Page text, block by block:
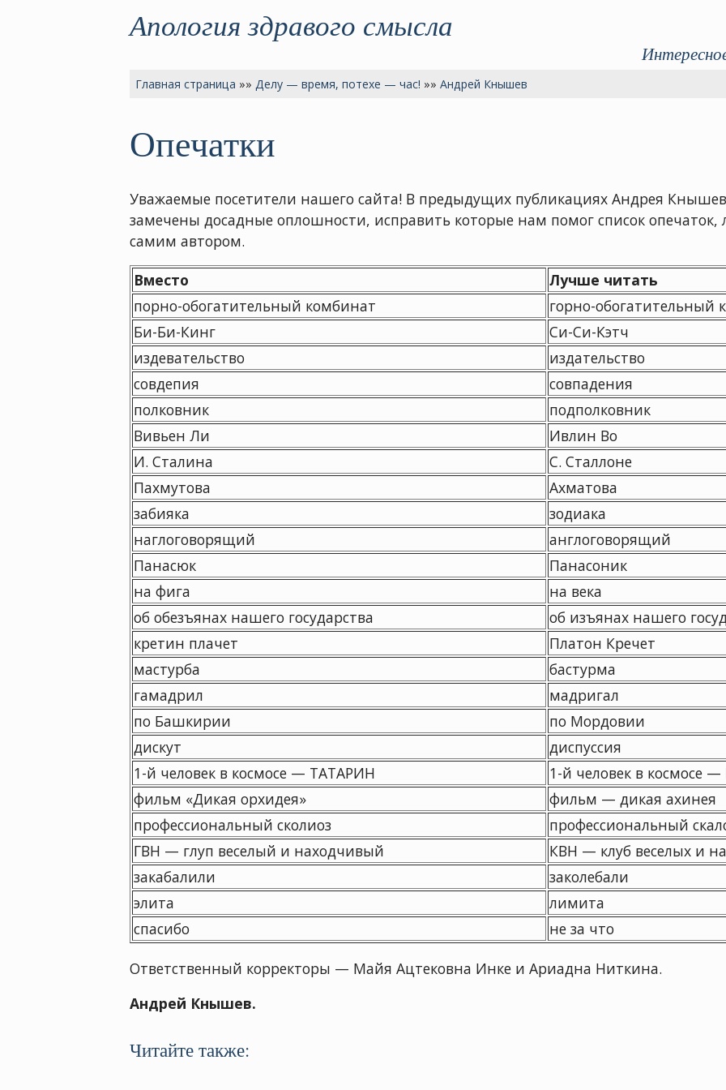
Апология здравого смысла
Главная страница »» Делу — время, потехе — час! »» Андрей Кнышев
Опечатки
Уважаемые посетители нашего сайта! В предыдущих публикациях Андрея
замечены досадные оплошности, исправить которые нам помог список опечаток,
самим автором.
Вместо
Лучше читать
порно-обогатительный комбинат
горно-обогатительный
Би-Би-Кинг
Си-Си-Кэтч
издевательство
издательство
совдепия
совпадения
полковник
подполковник
Вивьен Ли
Ивлин Во
И. Сталина
С. Сталлоне
Пахмутова
Ахматова
забияка
зодиака
наглоговорящий
англоговорящий
Панасюк
Панасоник
на фига
на века
об обезъянах нашего государства
об изъянах нашего
кретин плачет
Платон Кречет
мастурба
бастурма
гамадрил
мадригал
по Башкирии
по Мордовии
дискут
диспуссия
1-й человек в космосе — ТАТАРИН
1-й человек в космосе
фильм «Дикая орхидея»
фильм — дикая ахинея
профессиональный сколиоз
профессиональный
ГВН — глуп веселый и находчивый
КВН — клуб веселых и
закабалили
заколебали
элита
лимита
спасибо
не за что
Ответственный корректоры — Майя Ацтековна Инке и Ариадна Ниткина.
Андрей Кнышев.
Читайте также: